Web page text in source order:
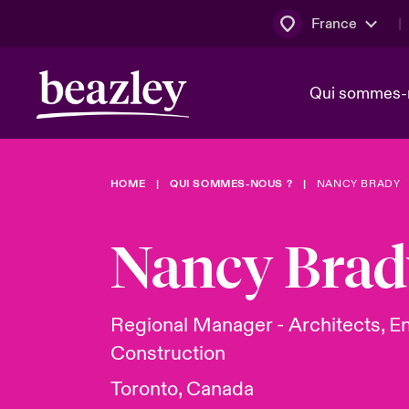
France
Qui
Qui sommes-nous ?
Conseil
Nous
Dernières Actualités
Lumière
Espace assurés
Client Cyber
HOME QUI SOMMES-NOUS ? NANCY BRADY
Nancy
Regional Manager - Architects,
Construction
Toronto, Canada